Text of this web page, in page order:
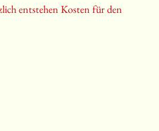
entstehen Kosten für den